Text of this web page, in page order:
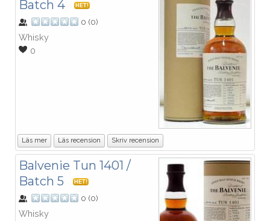
Batch 4 HET!
0 (0)
Whisky
0
Läs mer Läs recension Skriv recension
Balvenie Tun 1401 /
Batch 5
HET!
0 (0)
Whisky